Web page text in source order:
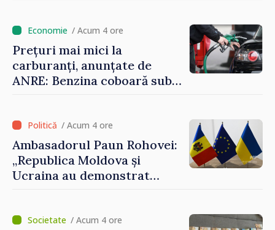
/ Acum 4 ore
Prețuri mai mici la
carburanți, anunțate de
ANRE: Benzina coboară sub
/ Acum 4 ore
Ambasadorul Paun Rohovei:
„Republica Moldova și
Ucraina au demonstrat
europeană”/ Acum 4 ore